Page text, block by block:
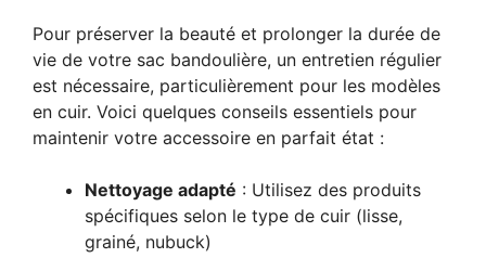
Pour préserver la beauté et prolonger la durée de
vie de votre sac bandoulière, un entretien régulier
est nécessaire, particulièrement pour les modèles
en cuir. Voici quelques conseils essentiels pour
maintenir votre accessoire en parfait état :
Nettoyage adapté : Utilisez des produits
spécifiques selon le type de cuir (lisse,
grainé, nubuck)